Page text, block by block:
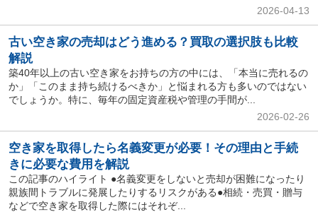
2026-04-13
古い空き家の売却はどう進める？買取の選択肢も比較
解説
築40年以上の古い空き家をお持ちの方の中には、「本当に売れるの
か」「このまま持ち続けるべきか」と悩まれる方も多いのではない
でしょうか。特に、毎年の固定資産税や管理の手間が...
2026-02-26
空き家を取得したら名義変更が必要！その理由と手続
きに必要な費用を解説
この記事のハイライト ●名義変更をしないと売却が困難になったり
親族間トラブルに発展したりするリスクがある●相続・売買・贈与
などで空き家を取得した際にはそれぞ...